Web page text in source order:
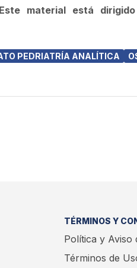
Este material está
PEDRIATRÍA ANALÍTICA
TÉRMINOS Y
Política y Aviso
Términos de